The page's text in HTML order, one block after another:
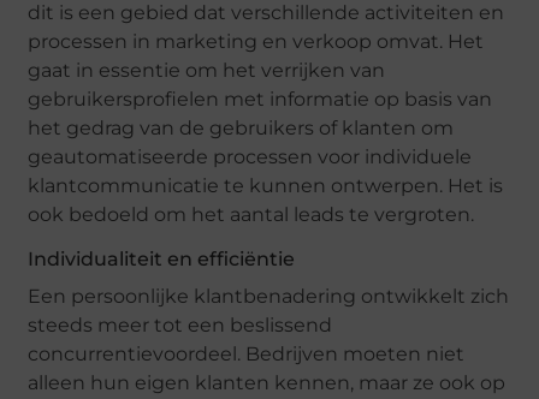
dit is een gebied dat verschillende activiteiten en
processen in marketing en verkoop omvat. Het
gaat in essentie om het verrijken van
gebruikersprofielen met informatie op basis van
het gedrag van de gebruikers of klanten om
geautomatiseerde processen voor individuele
klantcommunicatie te kunnen ontwerpen. Het is
ook bedoeld om het aantal leads te vergroten.
Individualiteit en efficiëntie
Een persoonlijke klantbenadering ontwikkelt zich
steeds meer tot een beslissend
concurrentievoordeel. Bedrijven moeten niet
alleen hun eigen klanten kennen, maar ze ook op